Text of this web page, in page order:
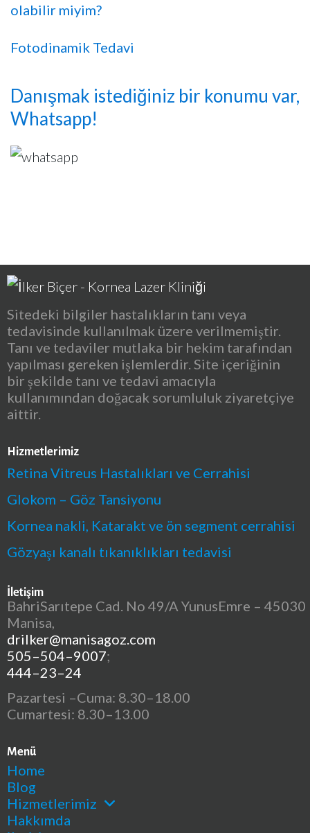
olabilir miyim?
Fotodinamik Tedavi
Danışmak istediğiniz bir konumu var,
Whatsapp!
Sitedeki bilgiler hastalıkların tanı veya
tedavisinde kullanılmak üzere verilmemiştir.
Tanı ve tedaviler mutlaka bir hekim tarafından
yapılması gereken işlemlerdir. Site içeriğinin
bir şekilde tanı ve tedavi amacıyla
kullanımından doğacak sorumluluk ziyaretçiye
aittir.
Hizmetlerimiz
Retina Vitreus Hastalıkları ve Cerrahisi
Glokom – Göz Tansiyonu
Kornea nakli, Katarakt ve ön segment cerrahisi
Gözyaşı kanalı tıkanıklıkları tedavisi
İletişim
BahriSarıtepe Cad. No 49/A YunusEmre – 45030
Manisa,
drilker@manisagoz.com
505–504–9007;
444–23–24
Pazartesi –Cuma: 8.30–18.00
Cumartesi: 8.30–13.00
Menü
Home
Blog
Hizmetlerimiz
Hakkımda